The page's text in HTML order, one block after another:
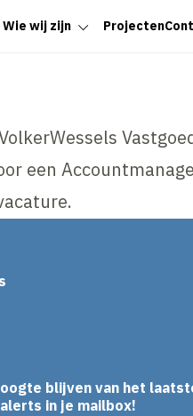
Wie wij zijn Projecten
een
blijven van het
in je mailbox!